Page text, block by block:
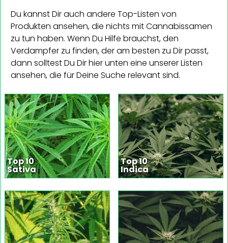
Du kannst Dir auch andere Top-Listen von
Produkten ansehen, die nichts mit Cannabissamen
zu tun haben. Wenn Du Hilfe brauchst, den
Verdampfer zu finden, der am besten zu Dir passt,
dann solltest Du Dir hier unten eine unserer Listen
ansehen, die für Deine Suche relevant sind.
Top 10
Sativa
Top 10
Indica